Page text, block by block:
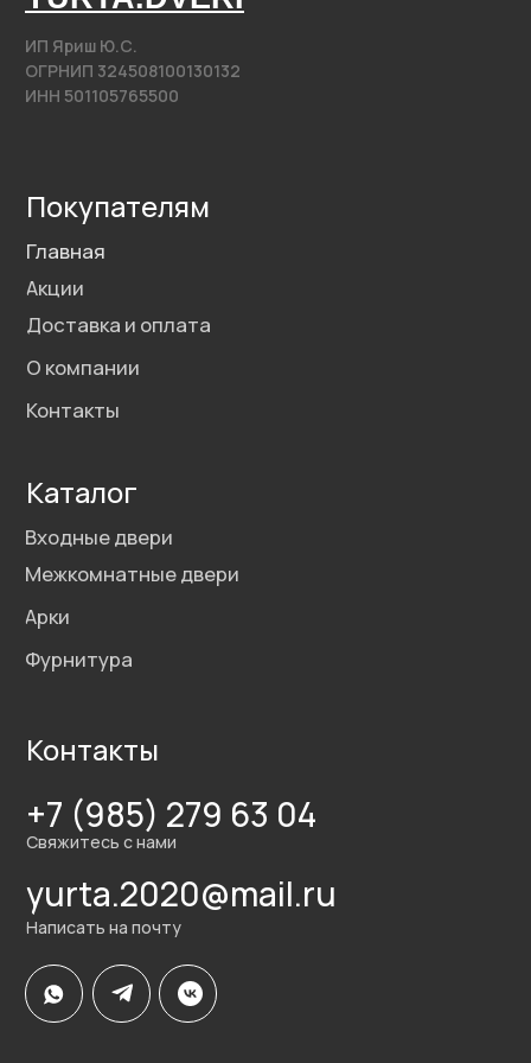
Фурнитура
Написать на почту
Контакты
Разработка сайта
Политика конфиденциальности
@2020−2025. Все права защищены.